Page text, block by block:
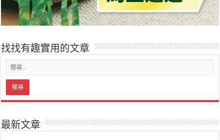
找找有趣實用的文章
最新文章